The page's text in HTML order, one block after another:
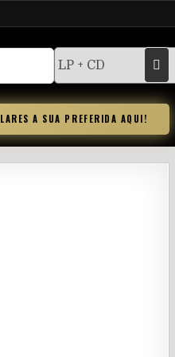
A SUA PREFERIDA AQUI!